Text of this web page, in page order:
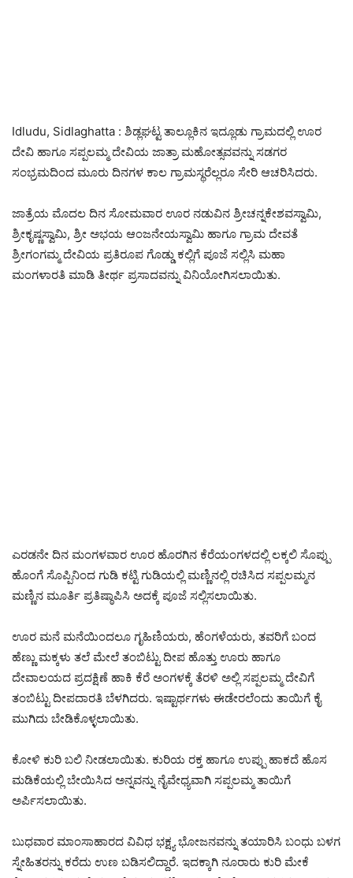
Idludu, Sidlaghatta : ಶಿಡ್ಲಘಟ್ಟ ತಾಲ್ಲೂಕಿನ ಇದ್ಲೂಡು ಗ್ರಾಮದಲ್ಲಿ ಊರ
ದೇವಿ ಹಾಗೂ ಸಪ್ಪಲಮ್ಮ ದೇವಿಯ ಜಾತ್ರಾ ಮಹೋತ್ಸವವನ್ನು ಸಡಗರ
ಸಂಭ್ರಮದಿಂದ ಮೂರು ದಿನಗಳ ಕಾಲ ಗ್ರಾಮಸ್ಥರೆಲ್ಲರೂ ಸೇರಿ ಆಚರಿಸಿದರು.
ಜಾತ್ರೆಯ ಮೊದಲ ದಿನ ಸೋಮವಾರ ಊರ ನಡುವಿನ ಶ್ರೀಚನ್ನಕೇಶವಸ್ವಾಮಿ,
ಶ್ರೀಕೃಷ್ಣಸ್ವಾಮಿ, ಶ್ರೀ ಅಭಯ ಆಂಜನೇಯಸ್ವಾಮಿ ಹಾಗೂ ಗ್ರಾಮ ದೇವತೆ
ಶ್ರೀಗಂಗಮ್ಮ ದೇವಿಯ ಪ್ರತಿರೂಪ ಗೊಡ್ಡು ಕಲ್ಲಿಗೆ ಪೂಜೆ ಸಲ್ಲಿಸಿ ಮಹಾ
ಮಂಗಳಾರತಿ ಮಾಡಿ ತೀರ್ಥ ಪ್ರಸಾದವನ್ನು ವಿನಿಯೋಗಿಸಲಾಯಿತು.
ಎರಡನೇ ದಿನ ಮಂಗಳವಾರ ಊರ ಹೊರಗಿನ ಕೆರೆಯಂಗಳದಲ್ಲಿ ಲಕ್ಕಲಿ ಸೊಪ್ಪು
ಹೊಂಗೆ ಸೊಪ್ಪಿನಿಂದ ಗುಡಿ ಕಟ್ಟಿ ಗುಡಿಯಲ್ಲಿ ಮಣ್ಣಿನಲ್ಲಿ ರಚಿಸಿದ ಸಪ್ಪಲಮ್ಮನ
ಮಣ್ಣಿನ ಮೂರ್ತಿ ಪ್ರತಿಷ್ಠಾಪಿಸಿ ಅದಕ್ಕೆ ಪೂಜೆ ಸಲ್ಲಿಸಲಾಯಿತು.
ಊರ ಮನೆ ಮನೆಯಿಂದಲೂ ಗೃಹಿಣಿಯರು, ಹೆಂಗಳೆಯರು, ತವರಿಗೆ ಬಂದ
ಹೆಣ್ಣು ಮಕ್ಕಳು ತಲೆ ಮೇಲೆ ತಂಬಿಟ್ಟು ದೀಪ ಹೊತ್ತು ಊರು ಹಾಗೂ
ದೇವಾಲಯದ ಪ್ರದಕ್ಷಿಣೆ ಹಾಕಿ ಕೆರೆ ಅಂಗಳಕ್ಕೆ ತೆರಳಿ ಅಲ್ಲಿ ಸಪ್ಪಲಮ್ಮ ದೇವಿಗೆ
ತಂಬಿಟ್ಟು ದೀಪದಾರತಿ ಬೆಳಗಿದರು. ಇಷ್ಟಾರ್ಥಗಳು ಈಡೇರಲೆಂದು ತಾಯಿಗೆ ಕೈ
ಮುಗಿದು ಬೇಡಿಕೊಳ್ಳಲಾಯಿತು.
ಕೋಳಿ ಕುರಿ ಬಲಿ ನೀಡಲಾಯಿತು. ಕುರಿಯ ರಕ್ತ ಹಾಗೂ ಉಪ್ಪು ಹಾಕದೆ ಹೊಸ
ಮಡಿಕೆಯಲ್ಲಿ ಬೇಯಿಸಿದ ಅನ್ನವನ್ನು ನೈವೇಧ್ಯವಾಗಿ ಸಪ್ಪಲಮ್ಮ ತಾಯಿಗೆ
ಅರ್ಪಿಸಲಾಯಿತು.
ಬುಧವಾರ ಮಾಂಸಾಹಾರದ ವಿವಿಧ ಭಕ್ಷ್ಯ ಭೋಜನವನ್ನು ತಯಾರಿಸಿ ಬಂಧು ಬಳಗ
ಸ್ನೇಹಿತರನ್ನು ಕರೆದು ಉಣ ಬಡಿಸಲಿದ್ದಾರೆ. ಇದಕ್ಕಾಗಿ ನೂರಾರು ಕುರಿ ಮೇಕೆ